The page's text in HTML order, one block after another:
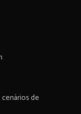
de